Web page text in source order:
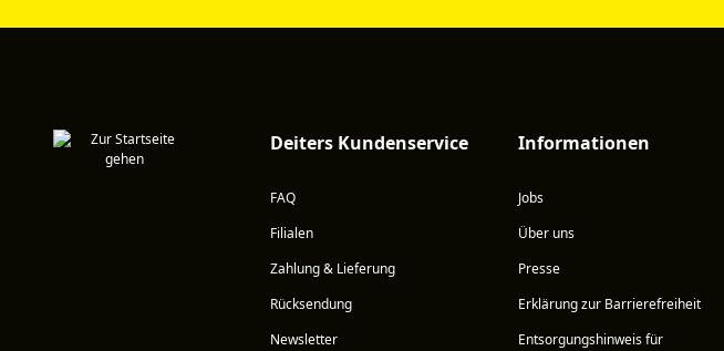
Deiters Kundenservice
FAQ
Filialen
Zahlung & Lieferung
Rücksendung
Newsletter
Informationen
Jobs
Über uns
Presse
Erklärung zur Barrierefreiheit
Entsorgungshinweis für